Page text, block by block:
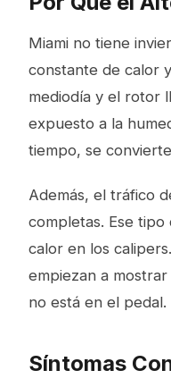
Miami no tiene
constante de calor
mediodía y el rotor
expuesto a la
tiempo, se
Además, el tráfico
completas. Ese
calor en los
empiezan a
no está en el
Síntomas